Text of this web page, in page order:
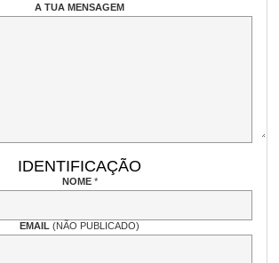
A TUA MENSAGEM
IDENTIFICAÇÃO
NOME *
EMAIL(NÃO PUBLICADO)